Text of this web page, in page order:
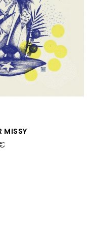
MISSY